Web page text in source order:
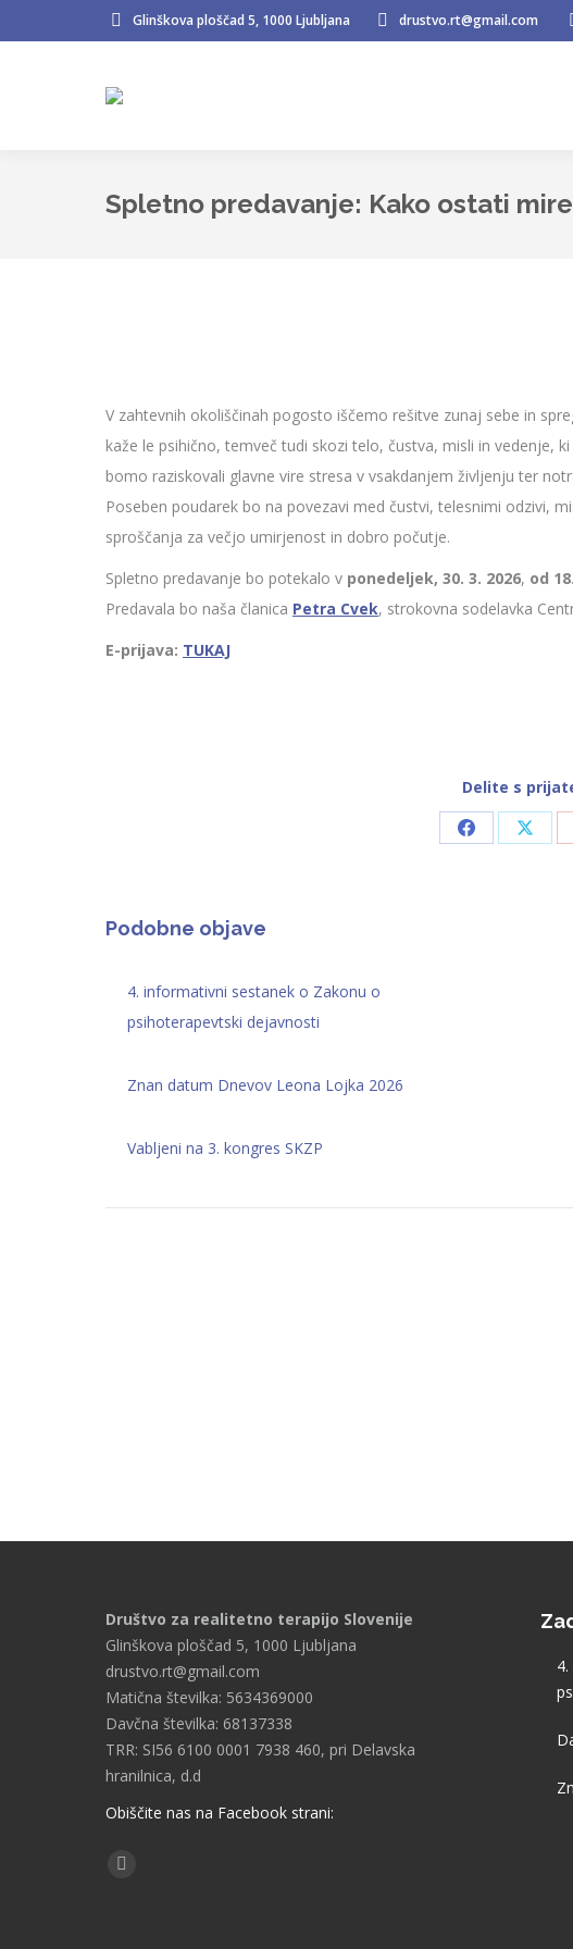
Glinškova ploščad 5, 1000 Ljubljana drustvo.rt@gmail.com
Spletno predavanje: Kako ostati
V zahtevnih okoliščinah pogosto iščemo rešitve zunaj sebe in
kaže le psihično, temveč tudi skozi telo, čustva, misli in vedenje,
bomo raziskovali glavne vire stresa v vsakdanjem življenju ter
Poseben poudarek bo na povezavi med čustvi, telesnimi odzivi,
sproščanja za večjo umirjenost in dobro počutje.
Spletno predavanje bo potekalo v ponedeljek, 30. 3. 2026, od
Predavala bo naša članica Petra Cvek, strokovna sodelavka
E-prijava: TUKAJ
Delite s
Share Share
Podobne objave
4. informativni sestanek o Zakonu o
psihoterapevtski dejavnosti
Znan datum Dnevov Leona Lojka 2026
Vabljeni na 3. kongres SKZP
Društvo za realitetno terapijo Slovenije
Glinškova ploščad 5, 1000 Ljubljana
drustvo.rt@gmail.com
Matična številka: 5634369000
Davčna številka: 68137338
TRR: SI56 6100 0001 7938 460, pri Delavska
hranilnica, d.d
Obiščite nas na Facebook strani:
Find us on:
Facebook